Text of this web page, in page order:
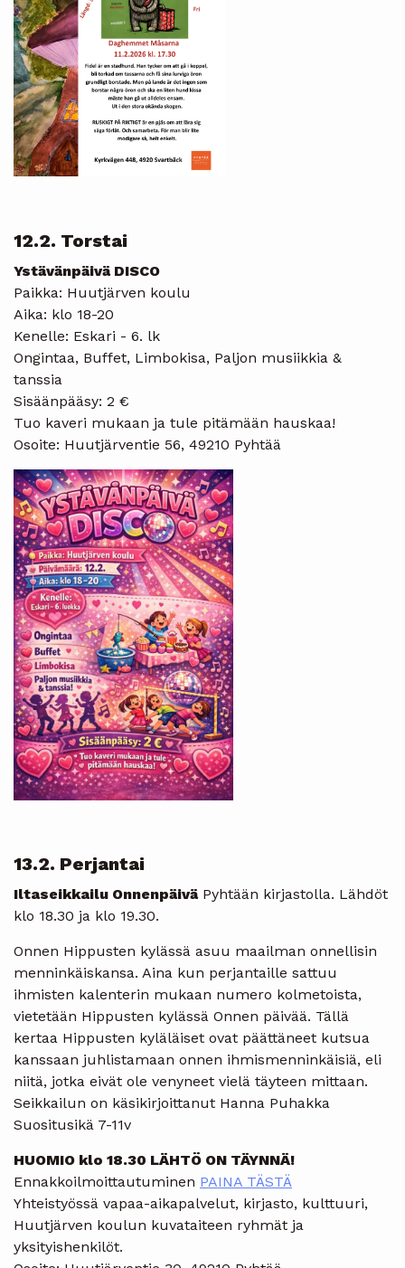
12.2. Torstai
Ystävänpäivä DISCO
Paikka: Huutjärven koulu
Aika: klo 18-20
Kenelle: Eskari - 6. lk
Ongintaa, Buffet, Limbokisa, Paljon musiikkia &
tanssia
Sisäänpääsy: 2 €
Tuo kaveri mukaan ja tule pitämään hauskaa!
Osoite: Huutjärventie 56, 49210 Pyhtää
13.2. Perjantai
Iltaseikkailu OnnenpäiväPyhtään kirjastolla. Lähdöt
klo 18.30 ja klo 19.30.
Onnen Hippusten kylässä asuu maailman onnellisin
menninkäiskansa. Aina kun perjantaille sattuu
ihmisten kalenterin mukaan numero kolmetoista,
vietetään Hippusten kylässä Onnen päivää. Tällä
kertaa Hippusten kyläläiset ovat päättäneet kutsua
kanssaan juhlistamaan onnen ihmismenninkäisiä, eli
niitä, jotka eivät ole venyneet vielä täyteen mittaan.
Seikkailun on käsikirjoittanut Hanna Puhakka
Suositusikä 7-11v
HUOMIO klo 18.30 LÄHTÖ ON TÄYNNÄ!
Ennakkoilmoittautuminen PAINA TÄSTÄ
Yhteistyössä vapaa-aikapalvelut, kirjasto, kulttuuri,
Huutjärven koulun kuvataiteen ryhmät ja
yksityishenkilöt.